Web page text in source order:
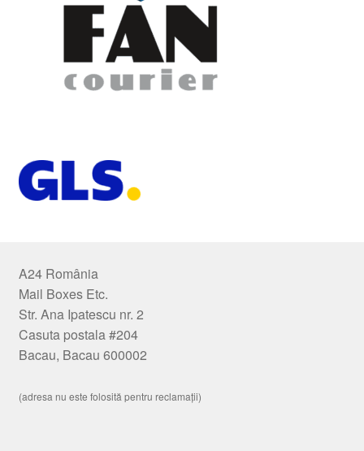
A24 România
Mail Boxes Etc.
Str. Ana Ipatescu nr. 2
Casuta postala #204
Bacau, Bacau 600002
(adresa nu este folosită pentru reclamații)